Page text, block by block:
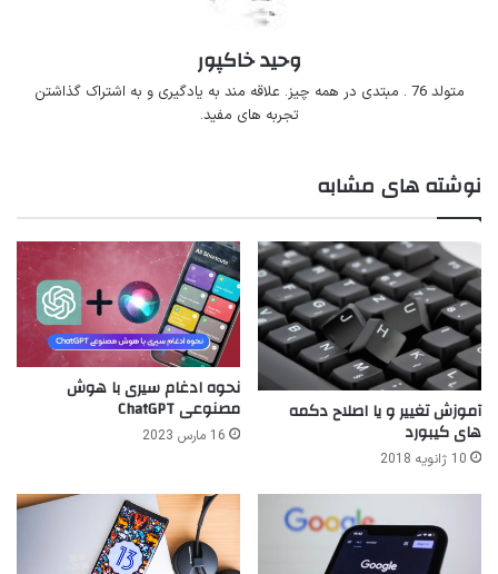
وحید خاکپور
متولد 76 . مبتدی در همه چیز. علاقه مند به یادگیری و به اشتراک گذاشتن
تجربه های مفید.
نوشته های مشابه
آموزش تغییر و یا اصلاح دکمه
های کیبورد
10 ژانویه 2018
نحوه ادغام سیری با هوش
مصنوعی ChatGPT
16 مارس 2023